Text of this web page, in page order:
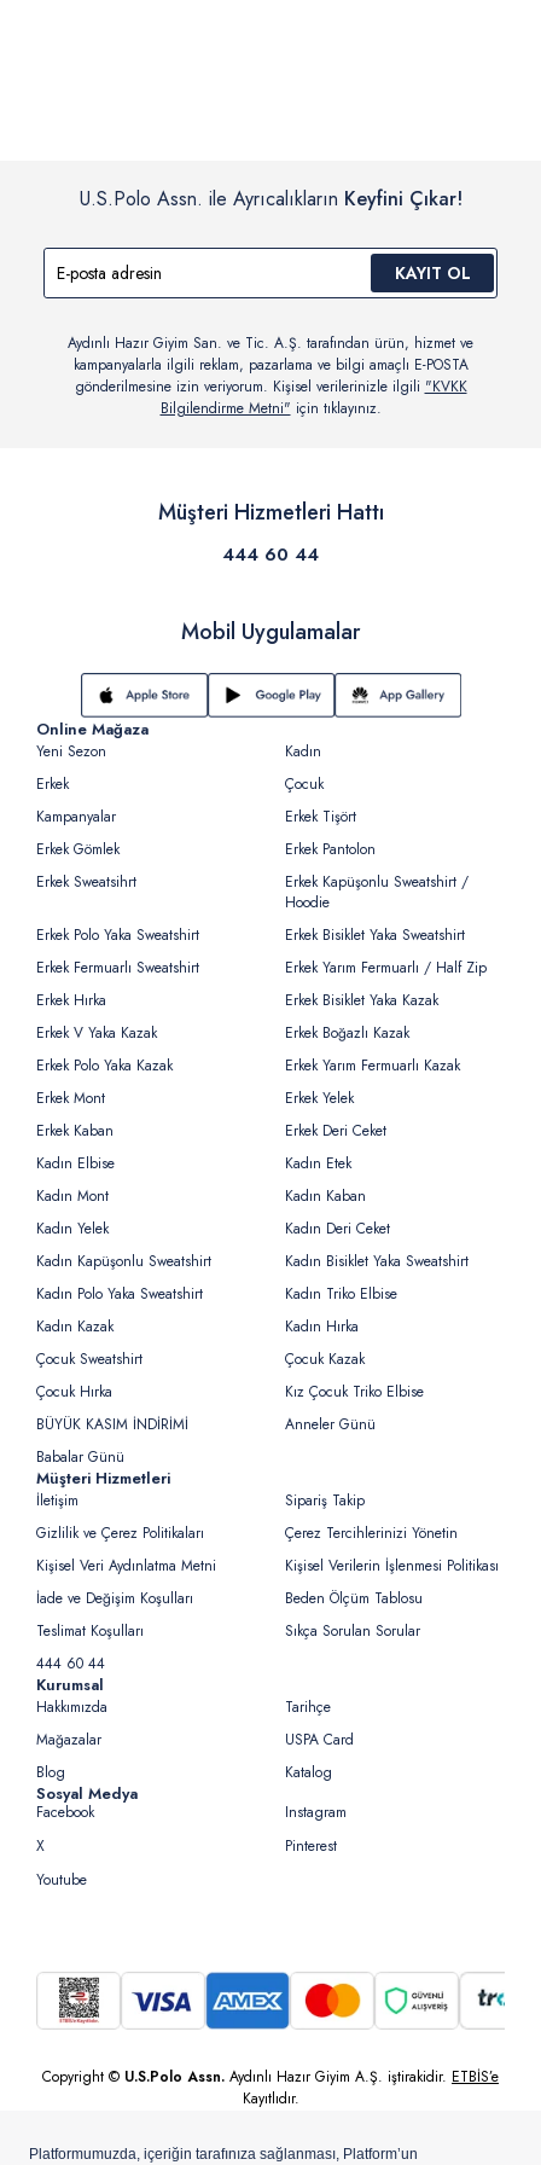
U.S.Polo Assn. ile Ayrıcalıkların Keyfini Çıkar!
KAYIT OL
Aydınlı Hazır Giyim San. ve Tic. A.Ş. tarafından ürün, hizmet ve
kampanyalarla ilgili reklam, pazarlama ve bilgi amaçlı E-POSTA
gönderilmesine izin veriyorum. Kişisel verilerinizle ilgili "KVKK
Bilgilendirme Metni" için tıklayınız.
Müşteri Hizmetleri Hattı
444 60 44
Mobil Uygulamalar
Online Mağaza
Yeni Sezon
Kadın
Erkek
Çocuk
Kampanyalar
Erkek Tişört
Erkek Gömlek
Erkek Pantolon
Erkek Sweatsihrt
Erkek Kapüşonlu Sweatshirt /
Hoodie
Erkek Polo Yaka Sweatshirt
Erkek Bisiklet Yaka Sweatshirt
Erkek Fermuarlı Sweatshirt
Erkek Yarım Fermuarlı / Half Zip
Erkek Hırka
Erkek Bisiklet Yaka Kazak
Erkek V Yaka Kazak
Erkek Boğazlı Kazak
Erkek Polo Yaka Kazak
Erkek Yarım Fermuarlı Kazak
Erkek Mont
Erkek Yelek
Erkek Kaban
Erkek Deri Ceket
Kadın Elbise
Kadın Etek
Kadın Mont
Kadın Kaban
Kadın Yelek
Kadın Deri Ceket
Kadın Kapüşonlu Sweatshirt
Kadın Bisiklet Yaka Sweatshirt
Kadın Polo Yaka Sweatshirt
Kadın Triko Elbise
Kadın Kazak
Kadın Hırka
Çocuk Sweatshirt
Çocuk Kazak
Çocuk Hırka
Kız Çocuk Triko Elbise
BÜYÜK KASIM İNDİRİMİ
Anneler Günü
Babalar Günü
Müşteri Hizmetleri
İletişim
Sipariş Takip
Gizlilik ve Çerez Politikaları
Çerez Tercihlerinizi Yönetin
Kişisel Veri Aydınlatma Metni
Kişisel Verilerin İşlenmesi Politikası
İade ve Değişim Koşulları
Beden Ölçüm Tablosu
Teslimat Koşulları
Sıkça Sorulan Sorular
444 60 44
Kurumsal
Hakkımızda
Tarihçe
Mağazalar
USPA Card
Blog
Katalog
Sosyal Medya
Facebook
Instagram
X
Pinterest
Youtube
Copyright © U.S.Polo Assn. Aydınlı Hazır Giyim A.Ş. iştirakidir. ETBİS’e
Kayıtlıdır.